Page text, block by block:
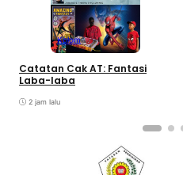
Kolom
Catatan Cak AT: Fantasi
Laba-laba
2 jam lalu